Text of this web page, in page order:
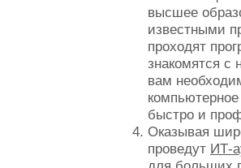
высшее
известными
проходят
знакомятся с
вам
быстро и
Оказывая
проведут ИТ-